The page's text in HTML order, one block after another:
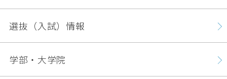
選抜（入試）情報
学部・大学院